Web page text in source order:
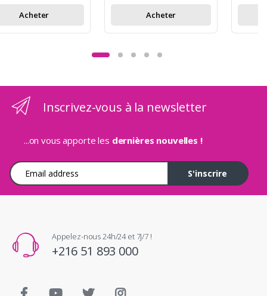
Acheter Acheter
Inscrivez-vous à la newsletter
...on vous apporte les dernières nouvelles !
Adresse e-mail
S'inscrire
Appelez-nous 24h/24 et 7j/7 !
+216 51 893 000